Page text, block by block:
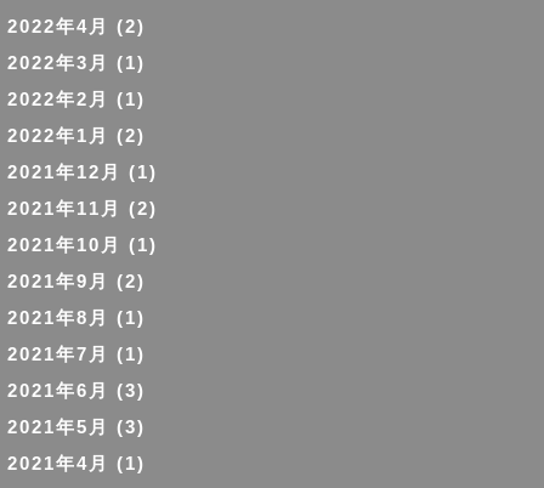
2022年4月
(2)
2022年3月
(1)
2022年2月
(1)
2022年1月
(2)
2021年12月
(1)
2021年11月
(2)
2021年10月
(1)
2021年9月
(2)
2021年8月
(1)
2021年7月
(1)
2021年6月
(3)
2021年5月
(3)
2021年4月
(1)